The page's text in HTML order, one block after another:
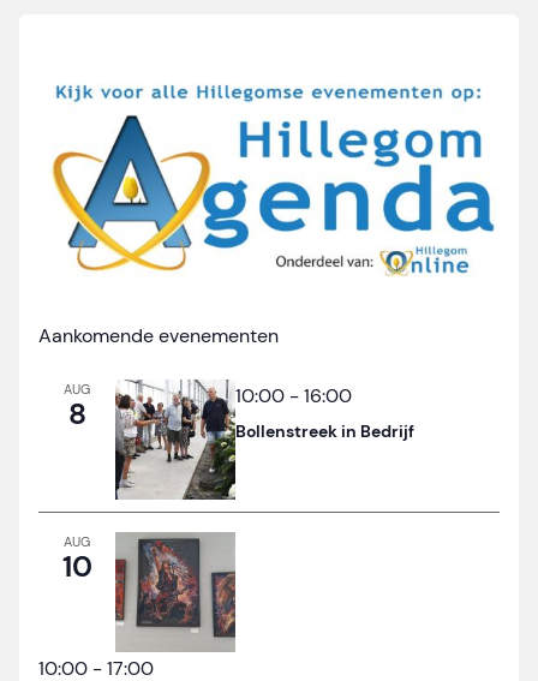
Aankomende evenementen
AUG
8 10:00 -16:00
Bollenstreek in Bedrijf
AUG
10
10:00 -17:00